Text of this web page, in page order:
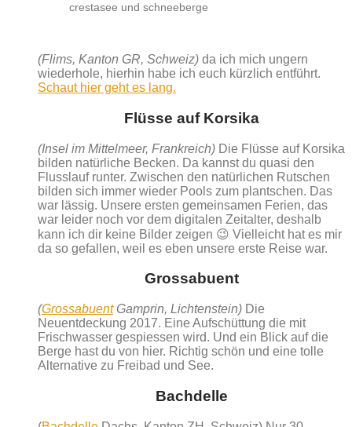
crestasee und schneeberge
(Flims, Kanton GR, Schweiz) da ich mich ungern
wiederhole, hierhin habe ich euch kürzlich entführt.
Schaut hier geht es lang.
Flüsse auf Korsika
(Insel im Mittelmeer, Frankreich) Die Flüsse auf Korsika
bilden natürliche Becken. Da kannst du quasi den
Flusslauf runter. Zwischen den natürlichen Rutschen
bilden sich immer wieder Pools zum plantschen. Das
war lässig. Unsere ersten gemeinsamen Ferien, das
war leider noch vor dem digitalen Zeitalter, deshalb
kann ich dir keine Bilder zeigen 😉 Vielleicht hat es mir
da so gefallen, weil es eben unsere erste Reise war.
Grossabuent
(GrossabuentGamprin, Lichtenstein) Die
Neuentdeckung 2017. Eine Aufschüttung die mit
Frischwasser gespiessen wird. Und ein Blick auf die
Berge hast du von hier. Richtig schön und eine tolle
Alternative zu Freibad und See.
Bachdelle